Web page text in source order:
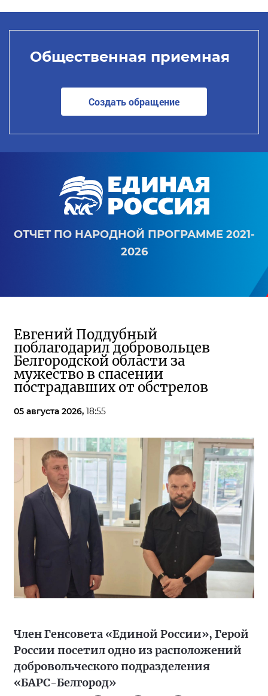
Общественная приемная
Создать обращение
ОТЧЕТ ПО НАРОДНОЙ ПРОГРАММЕ 2021-
2026
Евгений Поддубный
поблагодарил добровольцев
Белгородской области за
мужество в спасении
пострадавших от обстрелов
05 августа 2026, 18:55
Член Генсовета «Единой России», Герой
России посетил одно из расположений
добровольческого подразделения
«БАРС-Белгород»